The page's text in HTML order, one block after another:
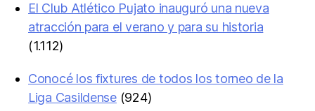
El Club Atlético Pujato inauguró una nueva
atracción para el verano y para su historia
(1.112)
Conocé los fixtures de todos los torneo de la
Liga Casildense (924)